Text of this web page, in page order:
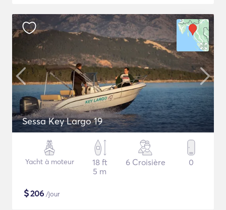
Sessa Key Largo 19
Yacht à moteur
18 ft
5 m
6 Croisière 0
$206 /jour